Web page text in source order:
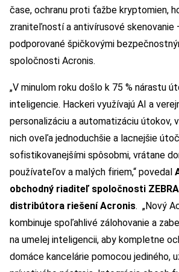
čase, ochranu proti ťažbe kryptomien,
zraniteľností a antivírusové
podporované špičkovými
spoločnosti Acronis.
„V minulom roku došlo k 75 % nárastu
inteligencie. Hackeri využívajú AI a
personalizáciu a automatizáciu útokov,
nich oveľa jednoduchšie a lacnejšie
sofistikovanejšími spôsobmi, vrátane
používateľov a malých firiem,“ povedal
obchodný riaditeľ spoločnosti
distribútora riešení Acronis. „Nový
kombinuje spoľahlivé zálohovanie a
na umelej inteligencii, aby kompletne
domáce kancelárie pomocou jediného,